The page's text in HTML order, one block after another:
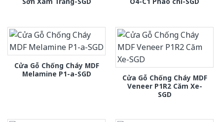
Cửa Gỗ Chống Cháy MDF
Melamine P1-a-SGD
Cửa Gỗ Chống Cháy MDF
Veneer P1R2 Căm Xe-
SGD